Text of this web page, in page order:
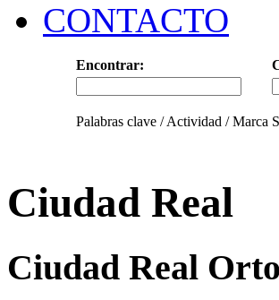
CONTACTO
Encontrar:
Palabras clave / Actividad / Marca
Ciudad Real
Ciudad Real